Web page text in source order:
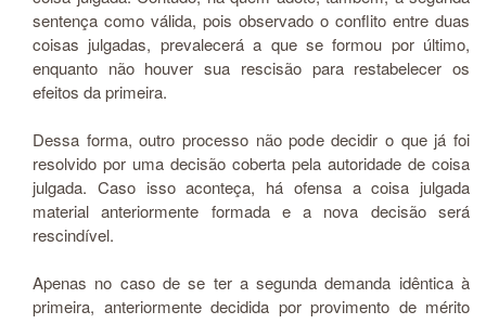
sentença como válida, pois observado o conflito entre duas
coisas julgadas, prevalecerá a que se formou por último,
enquanto não houver sua rescisão para restabelecer os
efeitos da primeira.
Dessa forma, outro processo não pode decidir o que já foi
resolvido por uma decisão coberta pela autoridade de coisa
julgada. Caso isso aconteça, há ofensa a coisa julgada
material anteriormente formada e a nova decisão será
rescindível.
Apenas no caso de se ter a segunda demanda idêntica à
primeira, anteriormente decidida por provimento de mérito